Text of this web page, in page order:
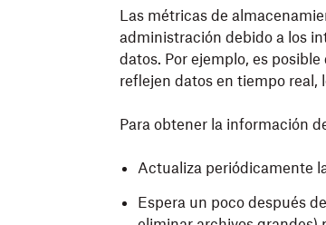
Las métricas de
administración debido a los
datos. Por ejemplo, es
reflejen datos en tiempo real,
Para obtener la información
Actualiza periódicamente
Espera un poco después